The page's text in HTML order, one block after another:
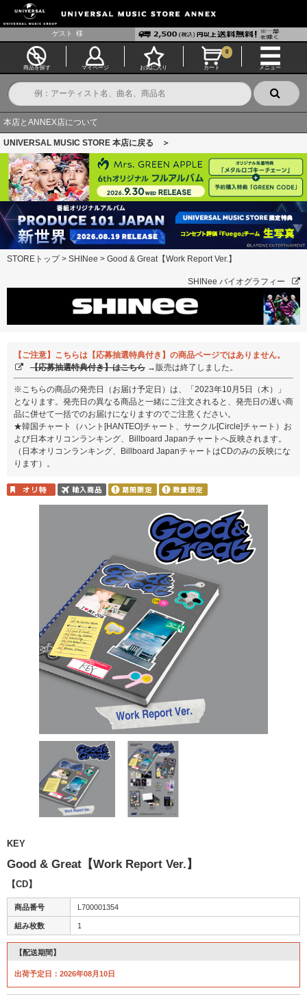
ゲスト 様
商品を探す マイページ お気に入り カート
0
メニュー
本店とANNEX店について
UNIVERSAL MUSIC STORE 本店に戻る ＞
STOREトップ> SHINee > Good & Great【Work Report Ver.】
SHINee バイオグラフィー
【ご注意】こちらは【応募抽選特典付き】の商品ページではありません。
【応募抽選特典付き】はこちら →販売は終了しました。
※こちらの商品の発売日（お届け予定日）は、「2023年10月5日（木）」
となります。発売日の異なる商品と一緒にご注文されると、発売日の遅い商
品に併せて一括でのお届けになりますのでご注意ください。
★韓国チャート（ハント[HANTEO]チャート、サークル[Circle]チャート）お
よび日本オリコンランキング、Billboard Japanチャートへ反映されます。
（日本オリコンランキング、Billboard JapanチャートはCDのみの反映にな
ります）。
KEY
Good & Great【Work Report Ver.】
【CD】
商品番号 L700001354
組み枚数 1
【配送期間】
出荷予定日：2026年08月10日